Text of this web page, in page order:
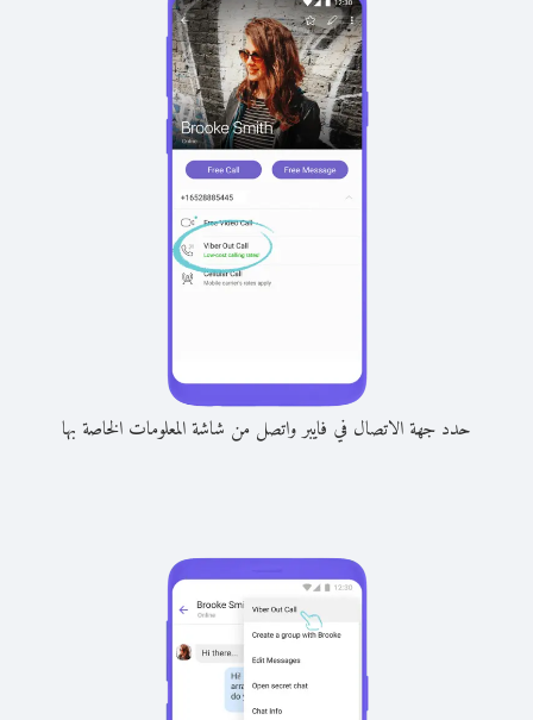
حدد جهة الاتصال في فايبر واتصل من شاشة المعلومات الخاصة بها